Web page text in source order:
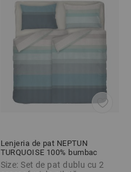
Lenjeria de pat NEPTUN
TURQUOISE 100% bumbac
ranforce 5 piese
Size: Set de pat dublu cu 2